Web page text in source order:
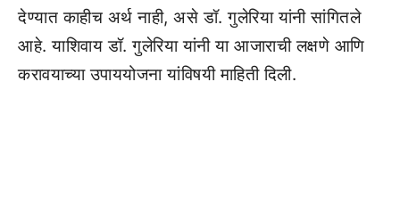
देण्यात काहीच अर्थ नाही, असे डॉ. गुलेरिया यांनी सांगितले
आहे. याशिवाय डॉ. गुलेरिया यांनी या आजाराची लक्षणे आणि
करावयाच्या उपाययोजना यांविषयी माहिती दिली.